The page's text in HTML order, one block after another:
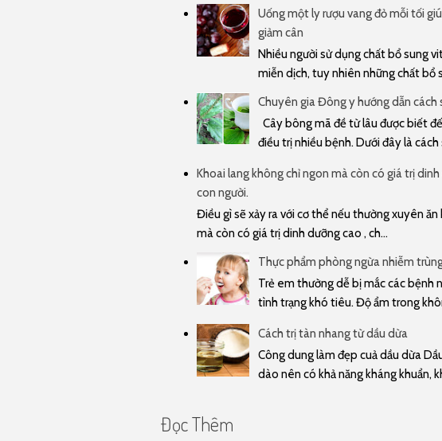
Uống một ly rượu vang đỏ mỗi tối
giảm cân
Nhiều người sử dụng chất bổ sung
miễn dịch, tuy nhiên những chất bổ
Chuyên gia Đông y hướng dẫn
Cây bông mã đề từ lâu được biết
điều trị nhiều bệnh. Dưới đây là
Khoai lang không chỉ ngon mà còn có giá trị
con người.
Điều gì sẽ xảy ra với cơ thể nếu thường xuyên
mà còn có giá trị dinh dưỡng cao , ch...
Thực phẩm phòng ngừa nhiễm
Trẻ em thường dễ bị mắc các bệnh
tình trạng khó tiêu. Độ ẩm trong
Cách trị tàn nhang từ dầu dừa
Công dung làm đẹp cuả dầu dừa
dào nên có khả năng kháng khuẩn,
Đọc Thêm